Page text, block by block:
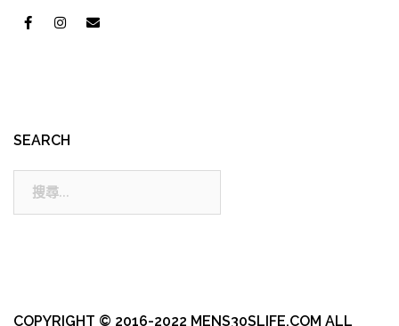
SEARCH
COPYRIGHT © 2016-2022 MENS30SLIFE.COM ALL